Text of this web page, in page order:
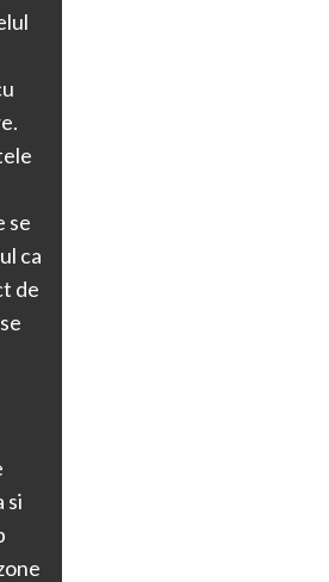
se
ca
de
si